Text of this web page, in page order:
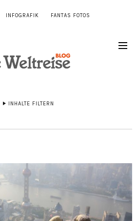
INFOGRAFIK FANTAS FOTOS
INHALTE FILTERN